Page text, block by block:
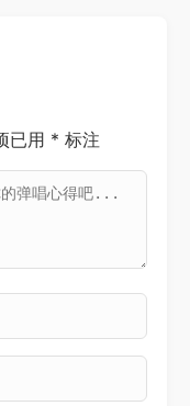
已用 * 标注